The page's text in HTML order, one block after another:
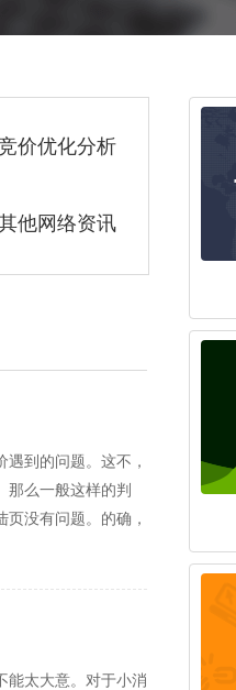
价优化分析
他网络资讯
到的问题。这不，
那么一般这样的判
没有问题。的确，
能太大意。对于小消